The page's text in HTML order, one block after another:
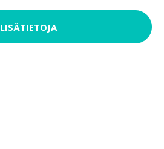
LISÄTIETOJA